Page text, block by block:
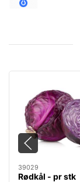
39029
Rødkål - pr stk